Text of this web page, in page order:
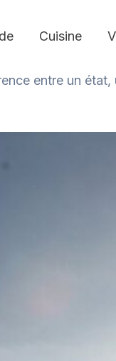
Cuisine
entre un